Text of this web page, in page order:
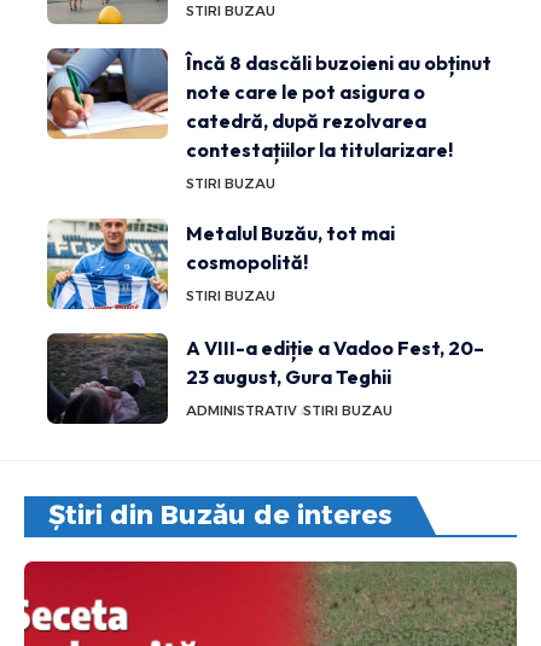
STIRI BUZAU
Încă 8 dascăli buzoieni au obținut
note care le pot asigura o
catedră, după rezolvarea
contestațiilor la titularizare!
STIRI BUZAU
Metalul Buzău, tot mai
cosmopolită!
STIRI BUZAU
A VIII-a ediție a Vadoo Fest, 20–
23 august, Gura Teghii
ADMINISTRATIV STIRI BUZAU
Știri din Buzău de interes